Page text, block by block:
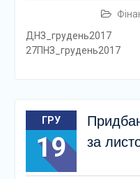
27ПНЗ_грудень2017
ГРУ
19
за